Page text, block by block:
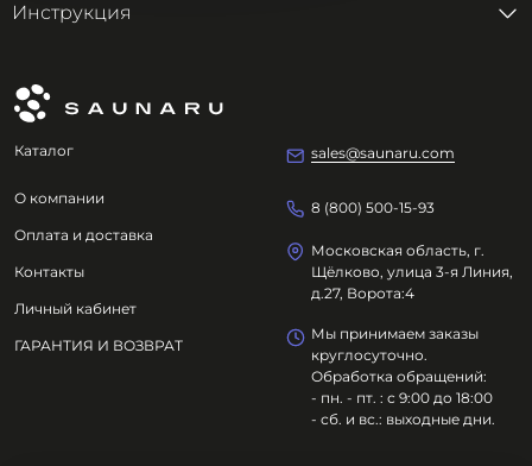
Инструкция
Каталог
О компании
Оплата и доставка
Контакты
Личный кабинет
ГАРАНТИЯ И ВОЗВРАТ
sales@saunaru.com
8 (800) 500-15-93
Московская область, г.
Щёлково, улица 3-я Линия,
д.27, Ворота:4
Мы принимаем заказы
круглосуточно.
Обработка обращений:
- пн. - пт. : с 9:00 до 18:00
- сб. и вс.: выходные дни.